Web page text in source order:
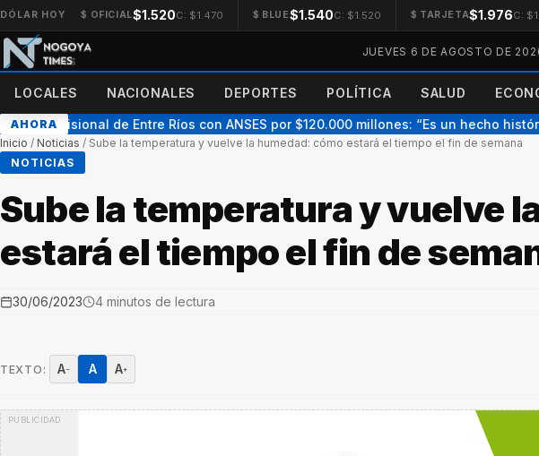
DÓLAR HOY $ OFICIAL$1.520C: $1.470 $ BLUE$1.540C: $1.520 $ TARJETA$1.976C:
JUEVES 6 DE AGOSTO DE
LOCALES NACIONALES DEPORTES POLÍTICA SALUD
AHORA
previsional de Entre Ríos con ANSES por $120.000 millones: “Es un hecho
Inicio / Noticias / Sube la temperatura y vuelve la humedad: cómo estará el tiempo el fin de semana
NOTICIAS
Sube la temperatura y vuelve
estará el tiempo el fin de
30/06/2023 4 minutos de lectura
TEXTO: A− A A+